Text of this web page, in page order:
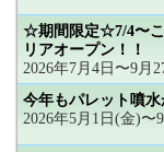
☆期間限定☆7/4〜こ
リアオープン！！
2026年7月4日〜9
今年もパレット噴水
2026年5月1日(金)〜